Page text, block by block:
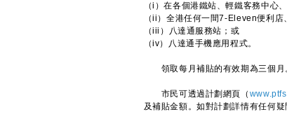
（i）在各個港鐵站、輕鐵客務中心
（ii）全港任何一間7-Eleven便利店
（iii）八達通服務站；或
（iv）八達通手機應用程式。
領取每月補貼的有效期為三個月
市民可透過計劃網頁（
及補貼金額。如對計劃詳情有任何